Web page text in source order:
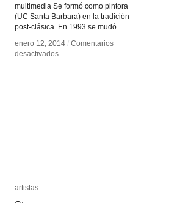
multimedia Se formó como pintora
(UC Santa Barbara) en la tradición
post-clásica. En 1993 se mudó
enero 12, 2014 / Comentarios
desactivadosen
enero 12, 2014 / Comentarios
desactivadosen
artistas
artistas